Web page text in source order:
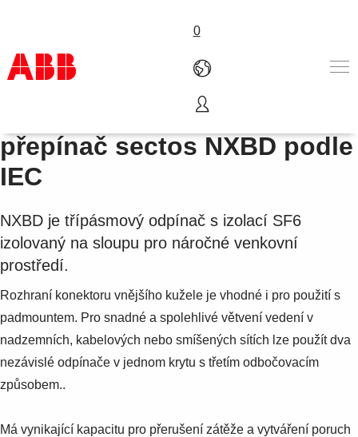
0
Produkty
Nabídka A-Z
Služby
Kontakt
Kariéra
Třífázový uzavřený třícestný
přepínač sectos NXBD podle
IEC
NXBD je třípásmový odpínač s izolací SF6
izolovaný na sloupu pro náročné venkovní
prostředí.
Rozhraní konektoru vnějšího kužele je vhodné i pro použití s
padmountem. Pro snadné a spolehlivé větvení vedení v
nadzemních, kabelových nebo smíšených sítích lze použít dva
nezávislé odpínače v jednom krytu s třetím odbočovacím
způsobem..
Má vynikající kapacitu pro přerušení zátěže a vytváření poruch